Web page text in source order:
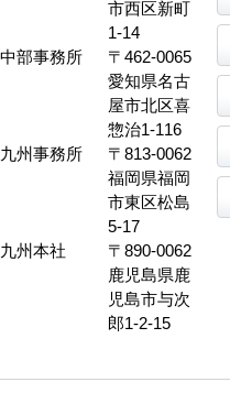
市西区新町
1-14
中部事務所
〒462-0065
愛知県名古
屋市北区喜
惣治1-116
九州事務所
〒813-0062
福岡県福岡
市東区松島
5-17
九州本社
〒890-0062
鹿児島県鹿
児島市与次
郎1-2-15